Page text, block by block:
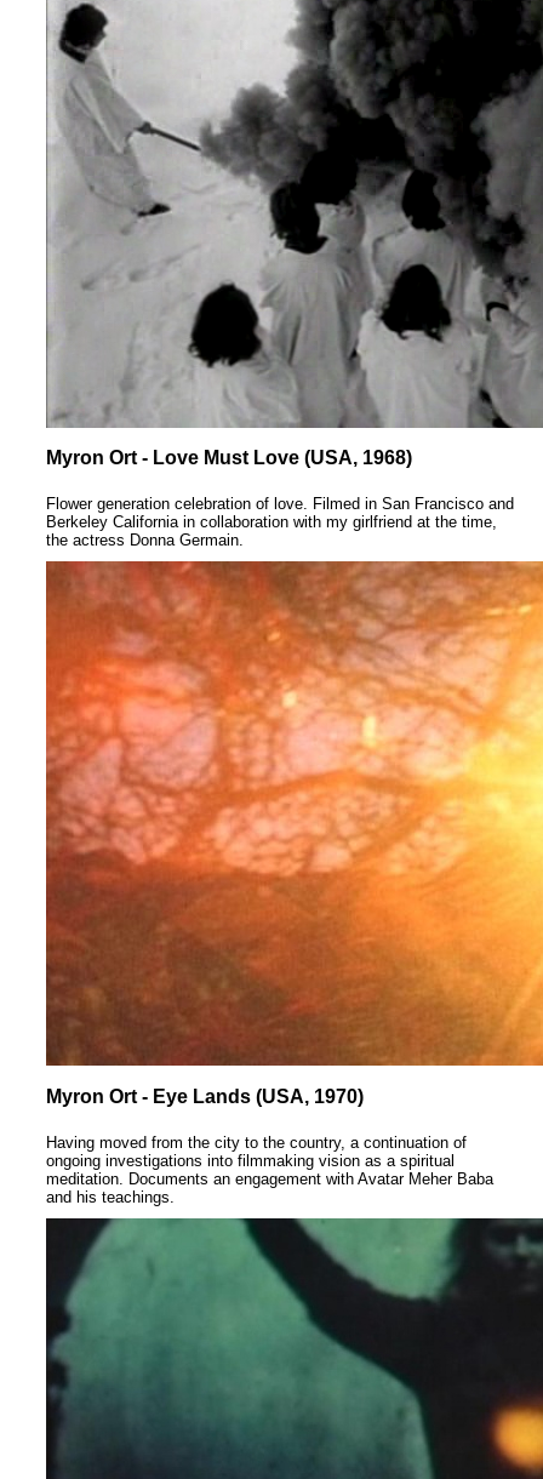
Myron Ort - Love Must Love (USA, 1968)
Flower generation celebration of love. Filmed in San Francisco and
Berkeley California in collaboration with my girlfriend at the time,
the actress Donna Germain.
Myron Ort - Eye Lands (USA, 1970)
Having moved from the city to the country, a continuation of
ongoing investigations into filmmaking vision as a spiritual
meditation. Documents an engagement with Avatar Meher Baba
and his teachings.